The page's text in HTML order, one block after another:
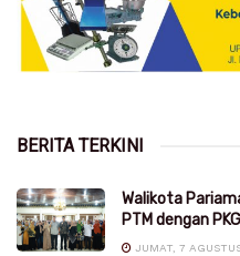
BERITA TERKINI
Walikota
PTM dengan PKG
JUMAT, 7